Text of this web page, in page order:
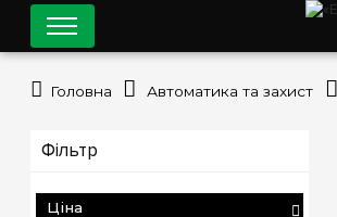
Фільтр
Ціна
Головна Автоматика та захист